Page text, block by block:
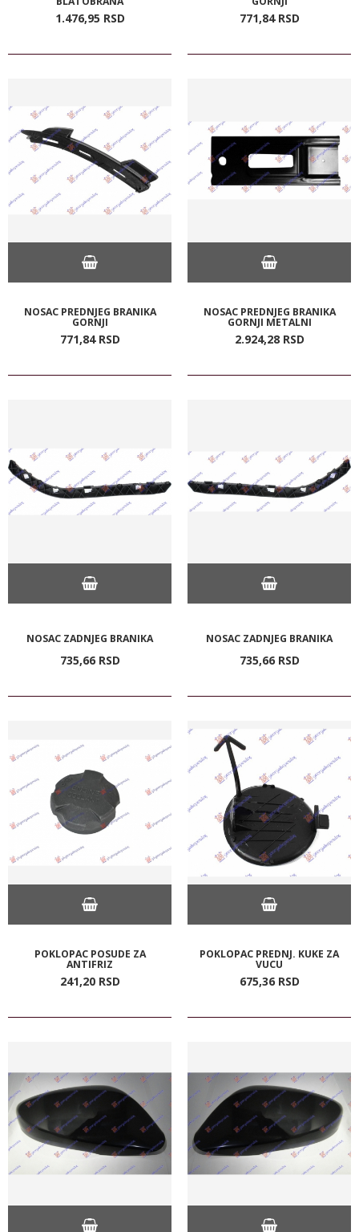
1.476,95 RSD 771,84 RSD
NOSAC PREDNJEG BRANIKA
GORNJI
771,84 RSD
NOSAC PREDNJEG BRANIKA
GORNJI METALNI
2.924,28 RSD
NOSAC ZADNJEG BRANIKA
735,66 RSD
NOSAC ZADNJEG BRANIKA
735,66 RSD
POKLOPAC POSUDE ZA
ANTIFRIZ
241,20 RSD
POKLOPAC PREDNJ. KUKE ZA
VUCU
675,36 RSD